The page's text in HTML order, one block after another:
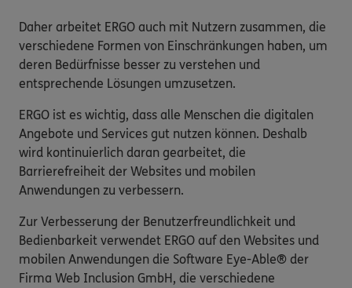
Daher arbeitet ERGO auch mit Nutzern zusammen, die
verschiedene Formen von Einschränkungen haben, um
deren Bedürfnisse besser zu verstehen und
entsprechende Lösungen umzusetzen.
ERGO ist es wichtig, dass alle Menschen die digitalen
Angebote und Services gut nutzen können. Deshalb
wird kontinuierlich daran gearbeitet, die
Barrierefreiheit der Websites und mobilen
Anwendungen zu verbessern.
Zur Verbesserung der Benutzerfreundlichkeit und
Bedienbarkeit verwendet ERGO auf den Websites und
mobilen Anwendungen die Software Eye-Able® der
Firma Web Inclusion GmbH, die verschiedene